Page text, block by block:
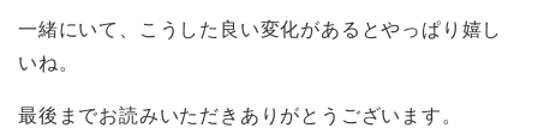
一緒にいて、こうした良い変化があるとやっぱり嬉し
いね。
最後までお読みいただきありがとうございます。